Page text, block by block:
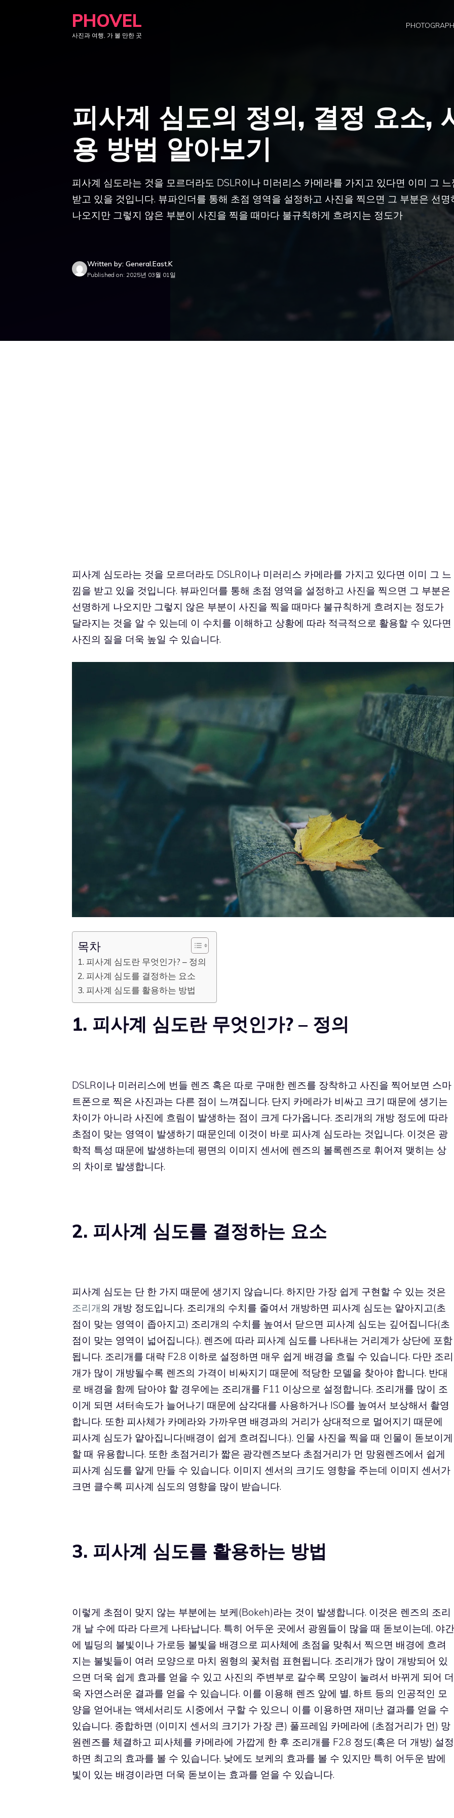
PHOVEL
사진과 여행, 가 볼 만한 곳
피사계 심도의 정의, 결정 요소,
용 방법 알아보기
피사계 심도라는 것을 모르더라도 DSLR이나 미러리스 카메라를 가지고 있다면 이미 그 느
받고 있을 것입니다. 뷰파인더를 통해 초점 영역을 설정하고 사진을 찍으면 그 부분은 선명
나오지만 그렇지 않은 부분이 사진을 찍을 때마다 불규칙하게 흐려지는 정도가
Written by: General.East.K
Published on: 2025년 03월 01일
피사계 심도라는 것을 모르더라도 DSLR이나 미러리스 카메라를 가지고 있다면 이미 그 느
낌을 받고 있을 것입니다. 뷰파인더를 통해 초점 영역을 설정하고 사진을 찍으면 그 부분은
선명하게 나오지만 그렇지 않은 부분이 사진을 찍을 때마다 불규칙하게 흐려지는 정도가
달라지는 것을 알 수 있는데 이 수치를 이해하고 상황에 따라 적극적으로 활용할 수 있다면
사진의 질을 더욱 높일 수 있습니다.
목차
1. 피사계 심도란 무엇인가? – 정의
2. 피사계 심도를 결정하는 요소
3. 피사계 심도를 활용하는 방법
1. 피사계 심도란 무엇인가? – 정의
DSLR이나 미러리스에 번들 렌즈 혹은 따로 구매한 렌즈를 장착하고 사진을 찍어보면 스마
트폰으로 찍은 사진과는 다른 점이 느껴집니다. 단지 카메라가 비싸고 크기 때문에 생기는
차이가 아니라 사진에 흐림이 발생하는 점이 크게 다가옵니다. 조리개의 개방 정도에 따라
초점이 맞는 영역이 발생하기 때문인데 이것이 바로 피사계 심도라는 것입니다. 이것은 광
학적 특성 때문에 발생하는데 평면의 이미지 센서에 렌즈의 볼록렌즈로 휘어져 맺히는 상
의 차이로 발생합니다.
2. 피사계 심도를 결정하는 요소
피사계 심도는 단 한 가지 때문에 생기지 않습니다. 하지만 가장 쉽게 구현할 수 있는 것은
조리개의 개방 정도입니다. 조리개의 수치를 줄여서 개방하면 피사계 심도는 얕아지고(초
점이 맞는 영역이 좁아지고) 조리개의 수치를 높여서 닫으면 피사계 심도는 깊어집니다(초
점이 맞는 영역이 넓어집니다.). 렌즈에 따라 피사계 심도를 나타내는 거리계가 상단에 포함
됩니다. 조리개를 대략 F2.8 이하로 설정하면 매우 쉽게 배경을 흐릴 수 있습니다. 다만 조리
개가 많이 개방될수록 렌즈의 가격이 비싸지기 때문에 적당한 모델을 찾아야 합니다. 반대
로 배경을 함께 담아야 할 경우에는 조리개를 F11 이상으로 설정합니다. 조리개를 많이 조
이게 되면 셔터속도가 늘어나기 때문에 삼각대를 사용하거나 ISO를 높여서 보상해서 촬영
합니다. 또한 피사체가 카메라와 가까우면 배경과의 거리가 상대적으로 멀어지기 때문에
피사계 심도가 얕아집니다(배경이 쉽게 흐려집니다.). 인물 사진을 찍을 때 인물이 돋보이게
할 때 유용합니다. 또한 초점거리가 짧은 광각렌즈보다 초점거리가 먼 망원렌즈에서 쉽게
피사계 심도를 얕게 만들 수 있습니다. 이미지 센서의 크기도 영향을 주는데 이미지 센서가
크면 클수록 피사계 심도의 영향을 많이 받습니다.
3. 피사계 심도를 활용하는 방법
이렇게 초점이 맞지 않는 부분에는 보케(Bokeh)라는 것이 발생합니다. 이것은 렌즈의 조리
개 날 수에 따라 다르게 나타납니다. 특히 어두운 곳에서 광원들이 많을 때 돋보이는데, 야간
에 빌딩의 불빛이나 가로등 불빛을 배경으로 피사체에 초점을 맞춰서 찍으면 배경에 흐려
지는 불빛들이 여러 모양으로 마치 원형의 꽃처럼 표현됩니다. 조리개가 많이 개방되어 있
으면 더욱 쉽게 효과를 얻을 수 있고 사진의 주변부로 갈수록 모양이 눌려서 바뀌게 되어 더
욱 자연스러운 결과를 얻을 수 있습니다. 이를 이용해 렌즈 앞에 별, 하트 등의 인공적인 모
양을 얻어내는 액세서리도 시중에서 구할 수 있으니 이를 이용하면 재미난 결과를 얻을 수
있습니다. 종합하면 (이미지 센서의 크기가 가장 큰) 풀프레임 카메라에 (초점거리가 먼) 망
원렌즈를 체결하고 피사체를 카메라에 가깝게 한 후 조리개를 F2.8 정도(혹은 더 개방) 설정
하면 최고의 효과를 볼 수 있습니다. 낮에도 보케의 효과를 볼 수 있지만 특히 어두운 밤에
빛이 있는 배경이라면 더욱 돋보이는 효과를 얻을 수 있습니다.